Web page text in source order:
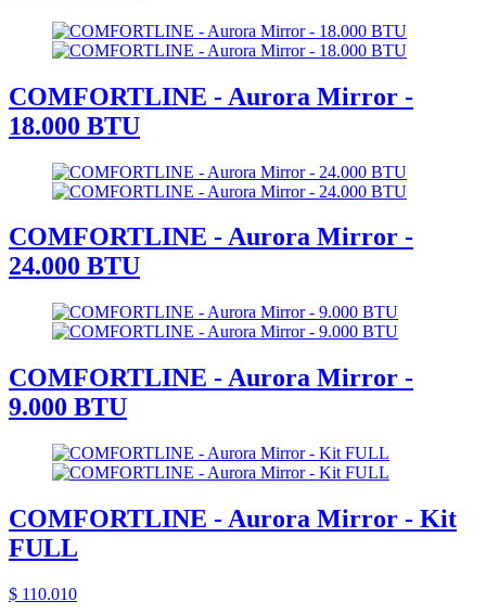
COMFORTLINE - Aurora Mirror -
18.000 BTU
COMFORTLINE - Aurora Mirror -
24.000 BTU
COMFORTLINE - Aurora Mirror -
9.000 BTU
COMFORTLINE - Aurora Mirror - Kit
FULL
$ 110.010